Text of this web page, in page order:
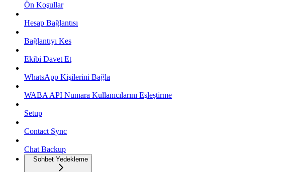
Ön Koşullar
Hesap Bağlantısı
Bağlantıyı Kes
Ekibi Davet Et
WhatsApp Kişilerini Bağla
WABA API Numara Kullanıcılarını Eşleştirme
Setup
Contact Sync
Chat Backup
Sohbet Yedekleme